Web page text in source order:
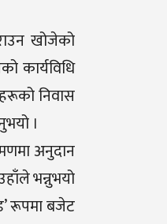
खोजेको
कार्यविधि
निवास
।
अनुदान
भन्नुभयो
रूपमा बजेट